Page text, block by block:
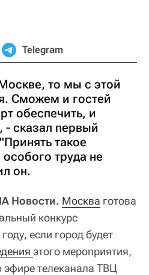
Telegram
то мы с этой
Сможем и гостей
обеспечить, и
- сказал первый
такое
труда не
он.
Новости. Москва готова
конкурс
если город будет
этого мероприятия,
телеканала ТВЦ